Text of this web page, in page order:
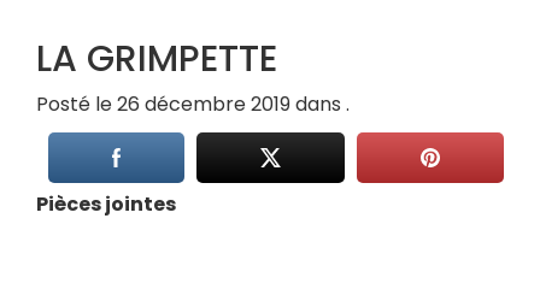
LA GRIMPETTE
Posté le 26 décembre 2019 dans .
Pièces jointes